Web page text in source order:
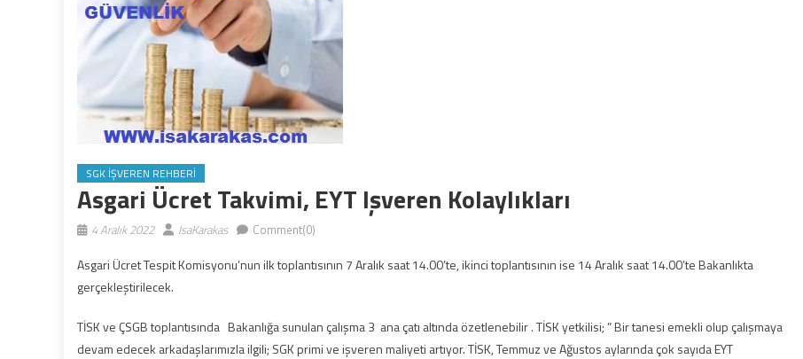
SGK İŞVEREN REHBERI
Asgari Ücret Takvimi, EYT Işveren Kolaylıkları
4 Aralık 2022 IsaKarakas Comment(0)
Asgari Ücret Tespit Komisyonu’nun ilk toplantısının 7 Aralık saat 14.00’te, ikinci toplantısının ise 14 Aralık saat 14.00’te Bakanlıkta
gerçekleştirilecek.
TİSK ve ÇSGB toplantısında Bakanlığa sunulan çalışma 3 ana çatı altında özetlenebilir . TİSK yetkilisi; ” Bir tanesi emekli olup çalışmaya
devam edecek arkadaşlarımızla ilgili; SGK primi ve işveren maliyeti artıyor. TİSK, Temmuz ve Ağustos aylarında çok sayıda EYT